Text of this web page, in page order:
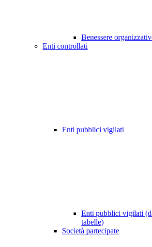
Benessere
Enti controllati
Enti pubblici vigilati
Enti pubblici vigilati
tabelle)
Società partecipate